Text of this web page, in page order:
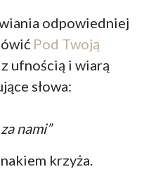
odpowiedniej
Pod Twoją
ufnością i wiarą
słowa:
nami”
krzyża.